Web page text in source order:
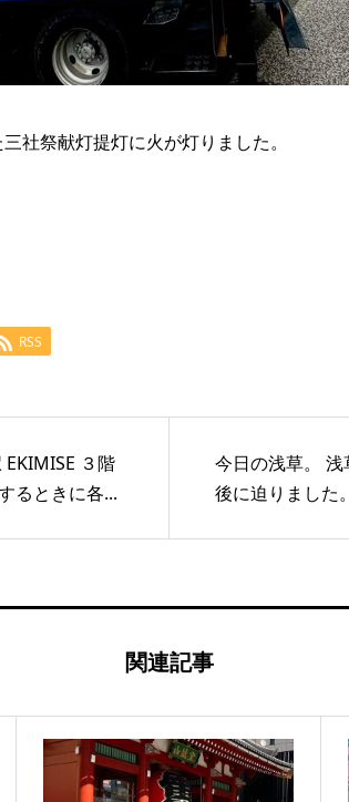
社祭献灯提灯に火が灯りました。
RSS
３階
るときに各...
今日の浅草。
後に迫りました
関連記事